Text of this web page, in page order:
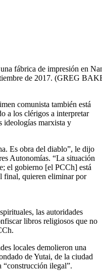
fábrica de impresión en
de 2017. (GREG
comunista también está
a los clérigos a interpretar
ideologías marxista y
Es obra del diablo”, le dijo
Autonomías. “La situación
el gobierno [el PCCh] está
final, quieren eliminar por
las autoridades
libros religiosos que no
locales demolieron una
de Yutai, de la ciudad
“construcción ilegal”.